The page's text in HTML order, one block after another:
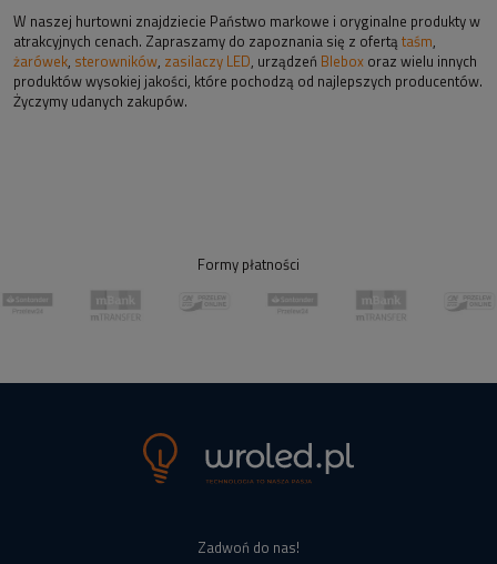
W naszej hurtowni znajdziecie Państwo markowe i oryginalne produkty w
atrakcyjnych cenach. Zapraszamy do zapoznania się z ofertą taśm,
żarówek, sterowników, zasilaczy LED, urządzeń Blebox oraz wielu innych
produktów wysokiej jakości, które pochodzą od najlepszych producentów.
Życzymy udanych zakupów.
Formy płatności
Zadwoń do nas!